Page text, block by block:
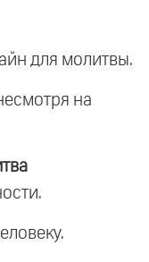
для молитвы.
на